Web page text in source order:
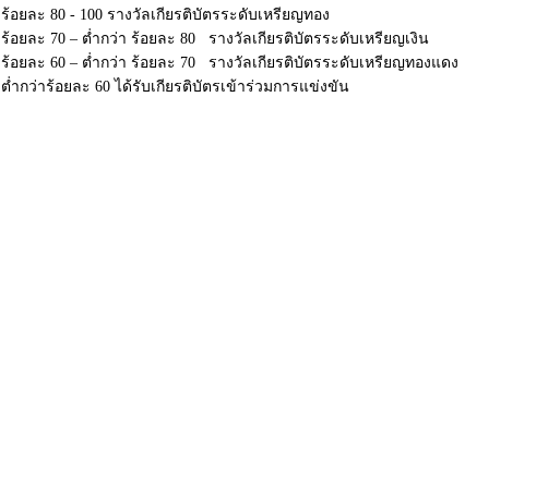
ร้อยละ 80 - 100 รางวัลเกียรติบัตรระดับเหรียญทอง
ร้อยละ 70 – ต่ำกว่า ร้อยละ 80 รางวัลเกียรติบัตรระดับเหรียญเงิน
ร้อยละ 60 – ต่ำกว่า ร้อยละ 70 รางวัลเกียรติบัตรระดับเหรียญทองแดง
ต่ำกว่าร้อยละ 60 ได้รับเกียรติบัตรเข้าร่วมการแข่งขัน